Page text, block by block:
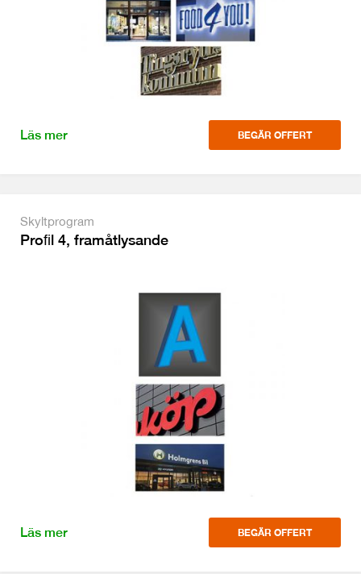
Läs mer BEGÄR OFFERT
Skyltprogram
Proﬁl 4, framåtlysande
Läs mer BEGÄR OFFERT